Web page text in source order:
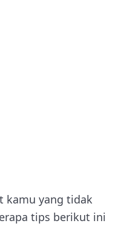
kamu yang tidak
tips berikut ini